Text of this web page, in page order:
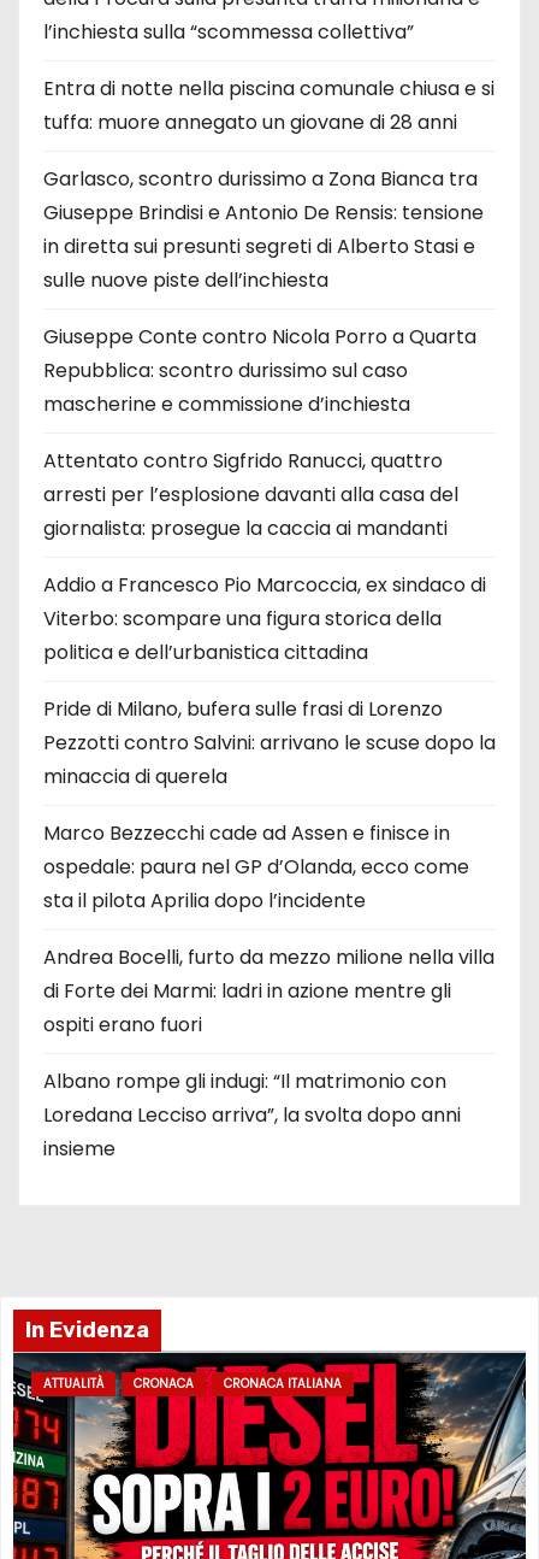
l’inchiesta sulla “scommessa collettiva”
Entra di notte nella piscina comunale chiusa e si
tuffa: muore annegato un giovane di 28 anni
Garlasco, scontro durissimo a Zona Bianca tra
Giuseppe Brindisi e Antonio De Rensis: tensione
in diretta sui presunti segreti di Alberto Stasi e
sulle nuove piste dell’inchiesta
Giuseppe Conte contro Nicola Porro a Quarta
Repubblica: scontro durissimo sul caso
mascherine e commissione d’inchiesta
Attentato contro Sigfrido Ranucci, quattro
arresti per l’esplosione davanti alla casa del
giornalista: prosegue la caccia ai mandanti
Addio a Francesco Pio Marcoccia, ex sindaco di
Viterbo: scompare una figura storica della
politica e dell’urbanistica cittadina
Pride di Milano, bufera sulle frasi di Lorenzo
Pezzotti contro Salvini: arrivano le scuse dopo la
minaccia di querela
Marco Bezzecchi cade ad Assen e finisce in
ospedale: paura nel GP d’Olanda, ecco come
sta il pilota Aprilia dopo l’incidente
Andrea Bocelli, furto da mezzo milione nella villa
di Forte dei Marmi: ladri in azione mentre gli
ospiti erano fuori
Albano rompe gli indugi: “Il matrimonio con
Loredana Lecciso arriva”, la svolta dopo anni
insieme
In Evidenza
ATTUALITÀ CRONACA CRONACA ITALIANA